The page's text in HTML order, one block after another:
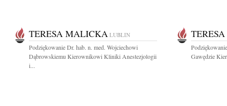
TERESA MALICKA LUBLIN
Podziękowanie Dr. hab. n. med. Wojciechowi
Dąbrowskiemu Kierownikowi Kliniki Anestezjologii
i...
Gawędzie